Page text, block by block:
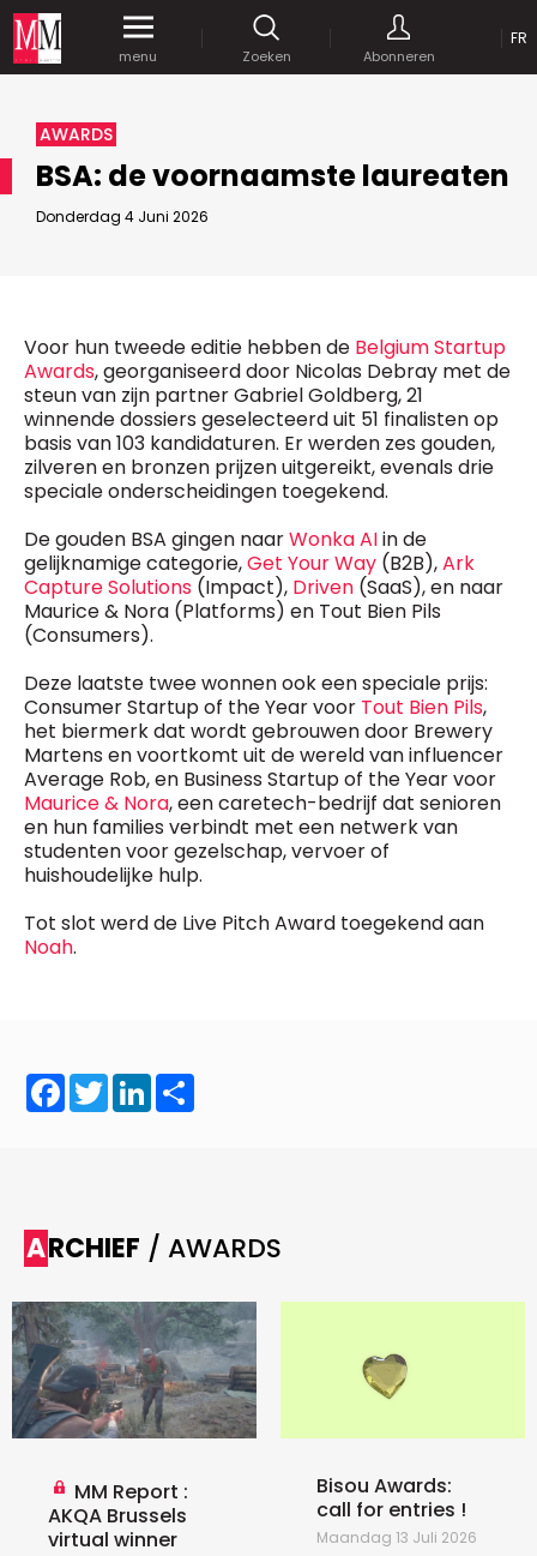
menu Zoeken Abonneren
FR
AWARDS
BSA: de voornaamste laureaten
Donderdag 4 Juni 2026
Voor hun tweede editie hebben de Belgium Startup
Awards, georganiseerd door Nicolas Debray met de
steun van zijn partner Gabriel Goldberg, 21
winnende dossiers geselecteerd uit 51 finalisten op
basis van 103 kandidaturen. Er werden zes gouden,
zilveren en bronzen prijzen uitgereikt, evenals drie
speciale onderscheidingen toegekend.
De gouden BSA gingen naarWonka AIin de
gelijknamige categorie,Get Your Way (B2B),Ark
Capture Solutions (Impact), Driven (SaaS), en naar
Maurice & Nora (Platforms) en Tout Bien Pils
(Consumers).
Deze laatste twee wonnen ook een speciale prijs:
Consumer Startup of the Year voor Tout Bien Pils,
het biermerk dat wordt gebrouwen door Brewery
Martens en voortkomt uit de wereld van influencer
Average Rob, en Business Startup of the Year voor
Maurice & Nora, een caretech-bedrijf dat senioren
en hun families verbindt met een netwerk van
studenten voor gezelschap, vervoer of
huishoudelijke hulp.
Tot slot werd de Live Pitch Award toegekend aan
Noah.
Facebook
TwitterLinkedIn
ARCHIEF / AWARDS
MM Report :
AKQA Brussels
virtual winner
Bisou Awards:
call for entries !
Maandag 13 Juli 2026
ZOEKEN
JE WACHTWOORD VERSTUREN
OP
MARCOM WORLD SRL
Mix Brussels - Vorstlaan 25 bus 5
1160 Brussels - Belgïe
Managing Director
Jean-Vianney Philippe
0471 92 01 98
jeanvianney@mm.be
General Manager
Fred Bouchar
0498 88 64 89
f.bouchar@mm.be
Chief Editor
Griet Byl
0475 97 12 57
g.byl@mm.be
Chief Editor
Damien Lemaire
0477 37 31 65
d.lemaire@mm.be
Astuces :
Gebruikaanhalingstekens("") rond de
zoektermen, zodat er op de exacte combinatie
gezocht wordt.
Gebruik hetplusteken (+)tussen de zoektermen
als u op zoek wilt gaan naar artikels die één of
meerdere van deze woorden vermelden.
BEVESTIGEN
Krijg gedurende een maand gratistoegang
VERVOEG ONS
Bedrijfsabonnement
Daily
access
5 x week
MM e - News
1 x week
MM Brunch
1 x week
MM Tech
10 x year
MM Best of
Research
10 x year
MM Blue
4 x year
MM Magazine